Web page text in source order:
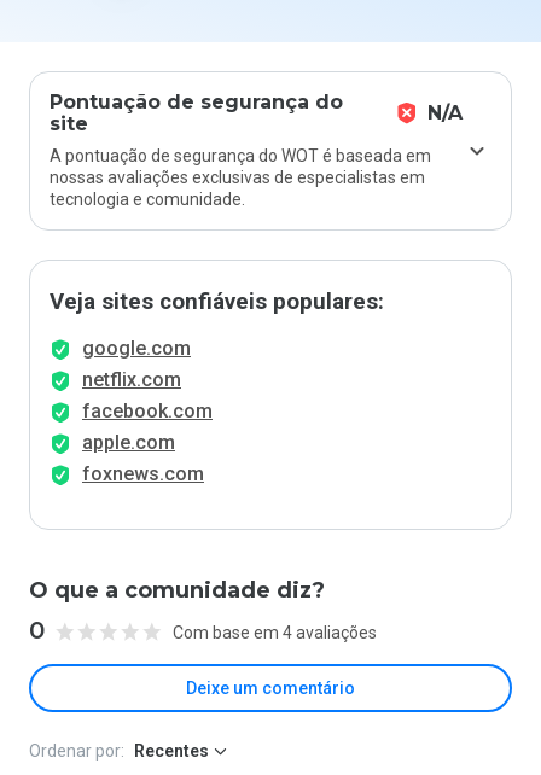
Pontuação de segurança do
site
N/A
A pontuação de segurança do WOT é baseada em
nossas avaliações exclusivas de especialistas em
tecnologia e comunidade.
Veja sites confiáveis populares:
google.com
netflix.com
facebook.com
apple.com
foxnews.com
O que a comunidade diz?
0 Com base em 4 avaliações
Deixe um comentário
Ordenar por: Recentes